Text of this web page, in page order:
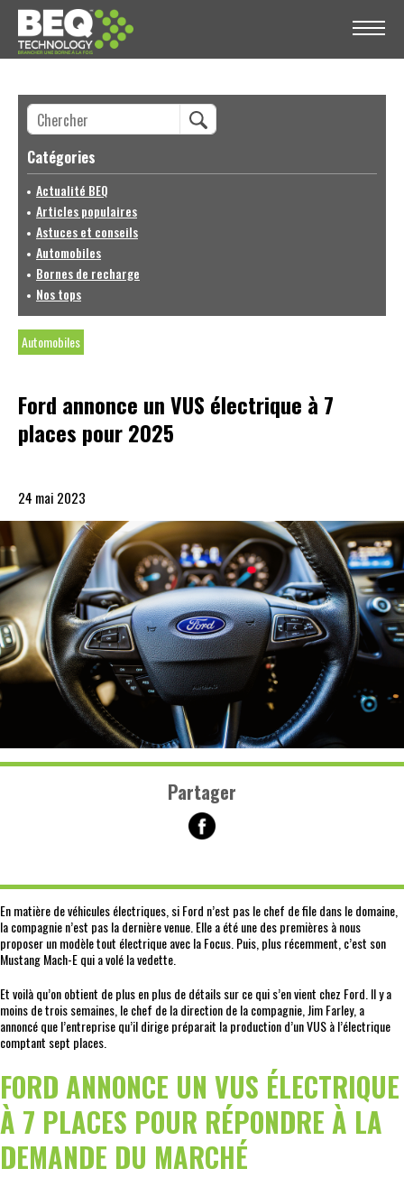
Catégories
Actualité BEQ
Articles populaires
Astuces et conseils
Automobiles
Bornes de recharge
Nos tops
Automobiles
Ford annonce un VUS électrique à 7
places pour 2025
24 mai 2023
Partager
En matière de véhicules électriques, si Ford n’est pas le chef de file dans le domaine,
la compagnie n’est pas la dernière venue. Elle a été une des premières à nous
proposer un modèle tout électrique avec la Focus. Puis, plus récemment, c’est son
Mustang Mach-E qui a volé la vedette.
Et voilà qu’on obtient de plus en plus de détails sur ce qui s’en vient chez Ford. Il y a
moins de trois semaines, le chef de la direction de la compagnie, Jim Farley, a
annoncé que l’entreprise qu’il dirige préparait la production d’un VUS à l’électrique
comptant sept places.
FORD ANNONCE UN VUS ÉLECTRIQUE
À 7 PLACES POUR RÉPONDRE À LA
DEMANDE DU MARCHÉ